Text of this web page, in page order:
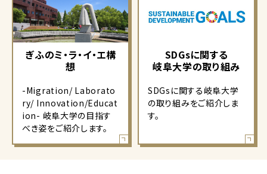
ぎふのミ・ラ・イ・エ構
想
-Migration/ Laborato
ry/ Innovation/Educat
ion- 岐阜大学の目指す
べき姿をご紹介します。
SDGsに関する
岐阜大学の取り組み
SDGsに関する岐阜大学
の取り組みをご紹介しま
す。